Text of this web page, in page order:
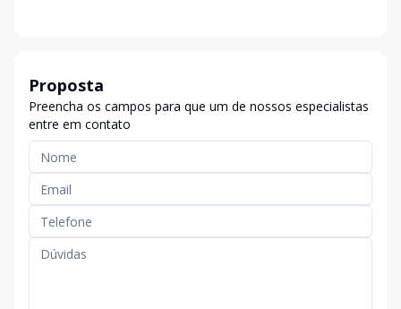
Proposta
Preencha os campos para que um de nossos especialistas
entre em contato